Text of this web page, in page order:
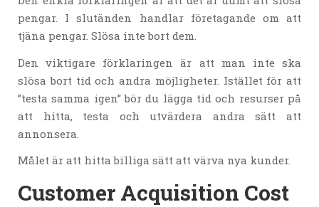
pengar. I slutänden handlar företagande om att
tjäna pengar. Slösa inte bort dem.
Den viktigare förklaringen är att man inte ska
slösa bort tid och andra möjligheter. Istället för att
”testa samma igen” bör du lägga tid och resurser på
att hitta, testa och utvärdera andra sätt att
annonsera.
Målet är att hitta billiga sätt att värva nya kunder.
Customer Acquisition Cost